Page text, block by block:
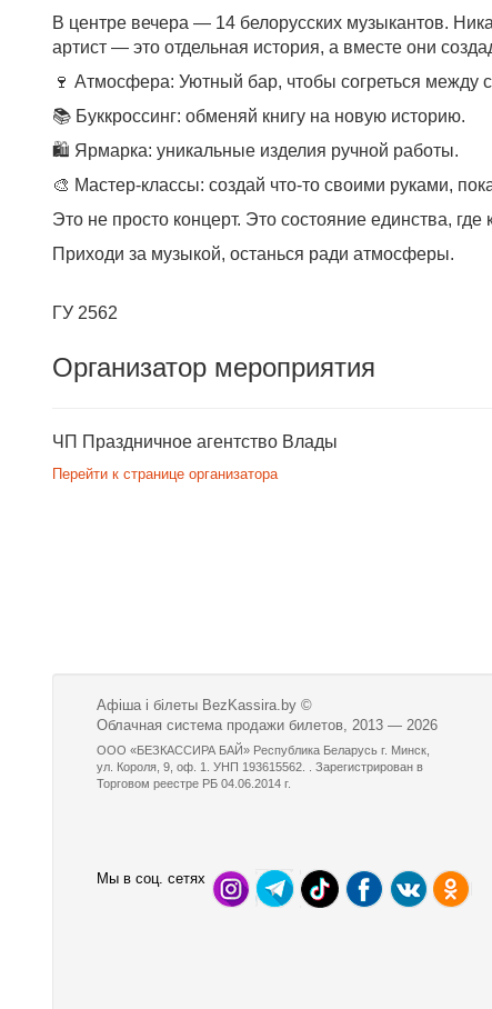
В центре вечера — 14 белорусских музыкантов.
артист — это отдельная история, а вместе они
🍷 Атмосфера: Уютный бар, чтобы согреться между
📚 Буккроссинг: обменяй книгу на новую историю.
🛍 Ярмарка: уникальные изделия ручной работы.
🎨 Мастер-классы: создай что-то своими руками,
Это не просто концерт. Это состояние единства, где
Приходи за музыкой, останься ради атмосферы.
ГУ 2562
Организатор мероприятия
ЧП Праздничное агентство Влады
Перейти к странице организатора
Афіша і білеты BezKassira.by ©
Облачная система продажи билетов, 2013 — 2026
ООО «БЕЗКАССИРА БАЙ» Республика Беларусь г. Минск,
ул. Короля, 9, оф. 1. УНП 193615562. . Зарегистрирован в
Торговом реестре РБ 04.06.2014 г.
Мы в соц. сетях